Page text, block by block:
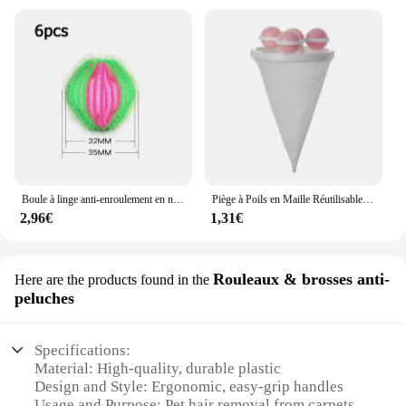
Boule à linge anti-enroulement en nylon pour machine à laver, épilateur, peluches, peluches, livres, blanchisserie, 6 pièces, 12 pièces
2,96€
Piège à Poils en Maille Réutilisable pour Machine à Laver, Sac de Collecte Sale, Boule Flottante pour Livres
1,31€
Here are the products found in the Rouleaux & brosses anti-
peluches
Specifications:
Material: High-quality, durable plastic
Design and Style: Ergonomic, easy-grip handles